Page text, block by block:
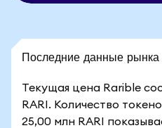
Последние данные
Текущая цена Rarible
RARI. Количество
25,00 млн RARI